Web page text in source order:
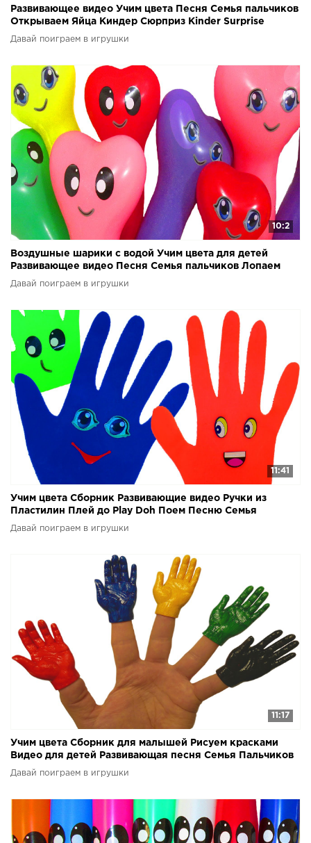
Развивающее видео Учим цвета Песня Семья пальчиков
Открываем Яйца Киндер Сюрприз Kinder Surprise
Давай поиграем в игрушки
10:2
Воздушные шарики с водой Учим цвета для детей
Развивающее видео Песня Семья пальчиков Лопаем
шарики
Давай поиграем в игрушки
11:41
Учим цвета Сборник Развивающие видео Ручки из
Пластилин Плей до Play Doh Поем Песню Семья
пальчиков
Давай поиграем в игрушки
11:17
Учим цвета Сборник для малышей Рисуем красками
Видео для детей Развивающая песня Семья Пальчиков
Давай поиграем в игрушки